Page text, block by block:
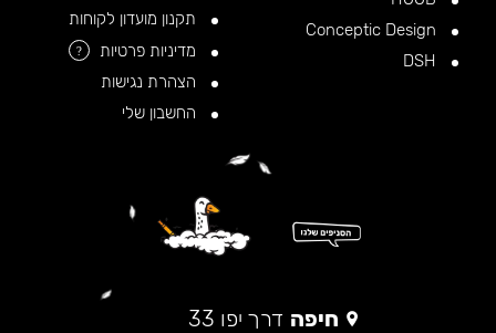
תקנון מועדון לקוחות
מדיניות פרטיות
?
הצהרת נגישות
החשבון שלי
חיפה דרך יפו 33